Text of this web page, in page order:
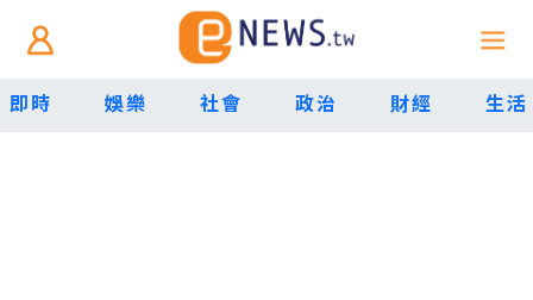
即時 娛樂 社會 政治 財經 生活